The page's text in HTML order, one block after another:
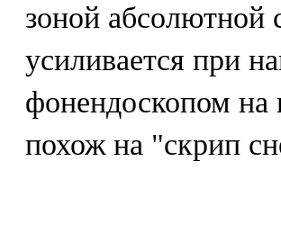
зоной абсолютной
усиливается при
фонендоскопом на
похож на "скрип